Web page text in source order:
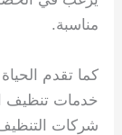
مناسبة.
كما تقدم
خدمات تنظيف
شركات